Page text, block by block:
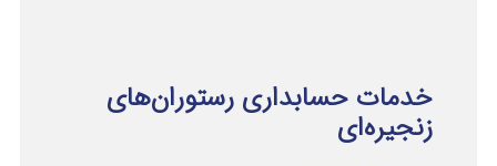
خدمات حسابداری رستوران‌های
زنجیره‌ای